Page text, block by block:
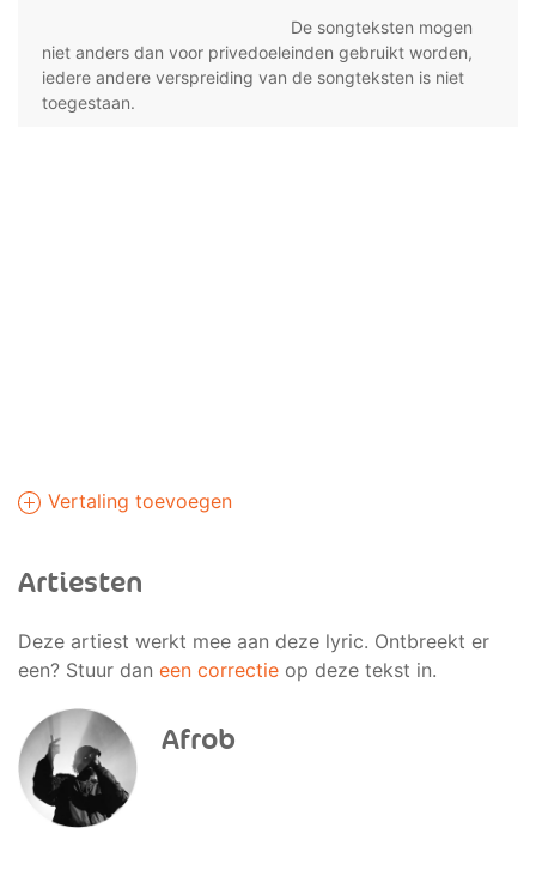
De songteksten mogen
niet anders dan voor privedoeleinden gebruikt worden,
iedere andere verspreiding van de songteksten is niet
toegestaan.
Vertaling toevoegen
Artiesten
Deze artiest werkt mee aan deze lyric. Ontbreekt er
een? Stuur dan een correctie op deze tekst in.
Afrob